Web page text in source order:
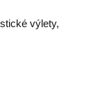
výlety,